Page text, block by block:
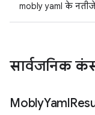
mobly yaml के
सार्वजनिक
MoblyYaml